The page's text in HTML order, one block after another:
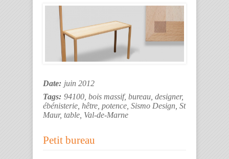
Date: juin 2012
Tags: 94100 bois massif, bureau designer,
ébénisterie hêtre potence Sismo Design St
Maur, table Val-de-Marne
Petit bureau